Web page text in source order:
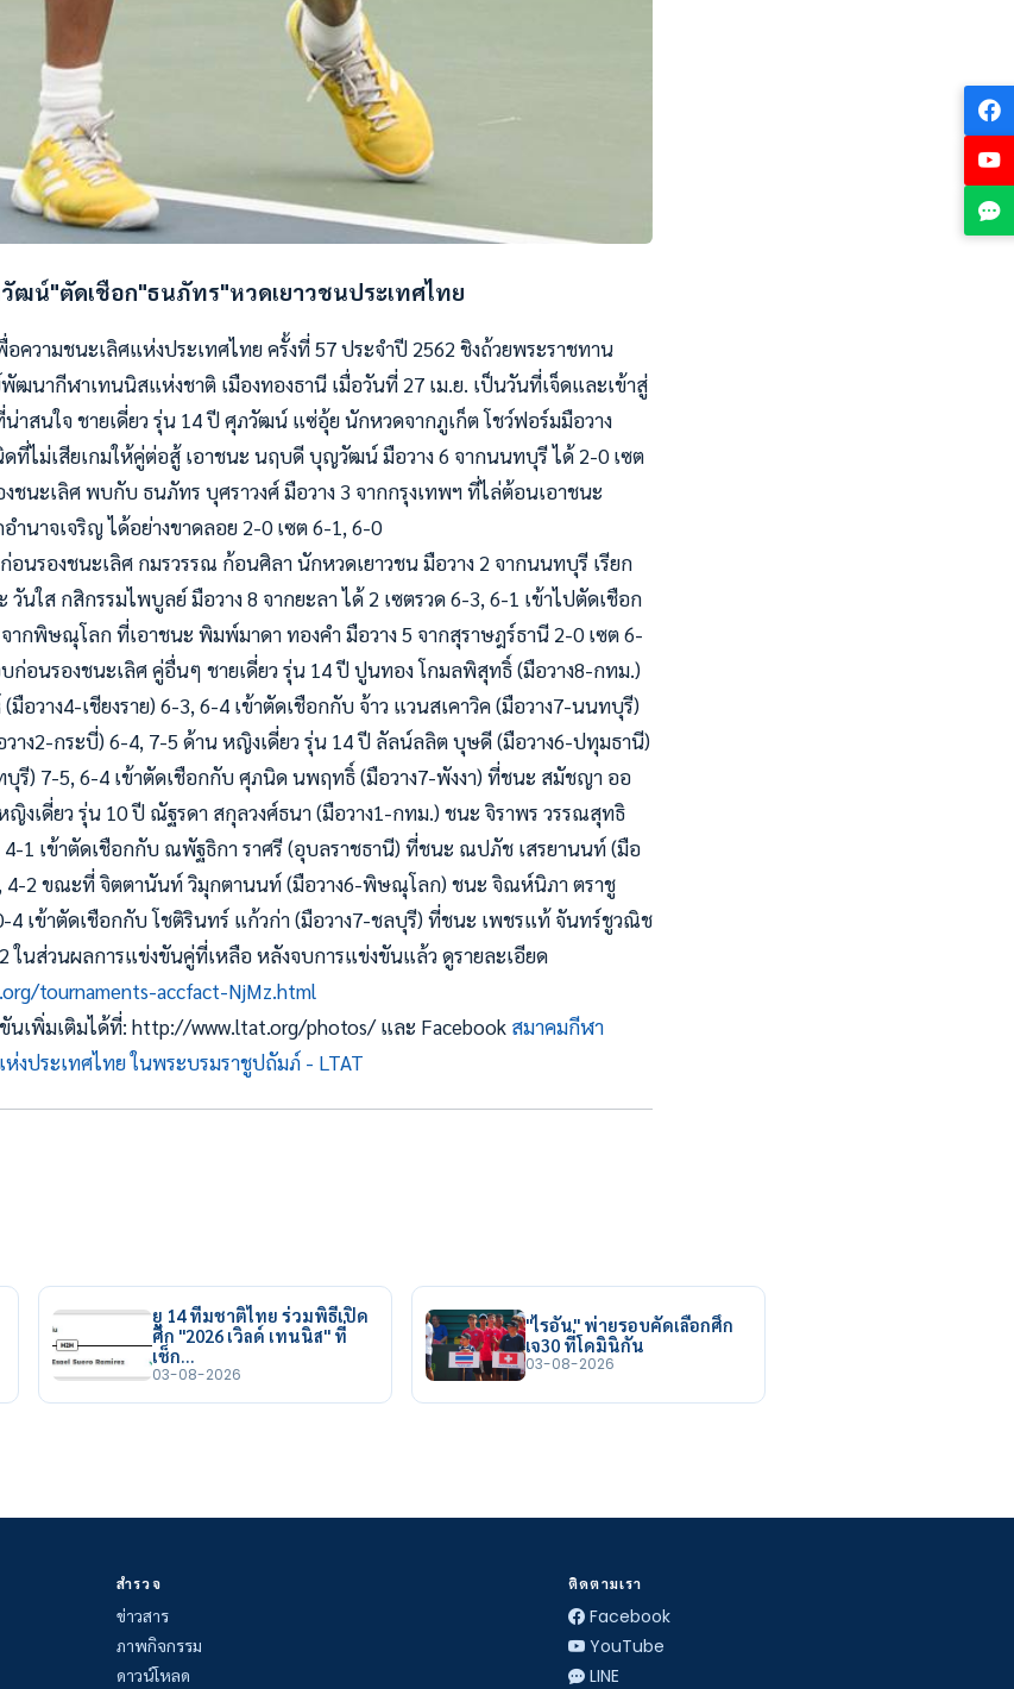
ฒน์"ตัดเชือก"ธนภัทร"หวดเยาวชนประเทศไทย
ความชนะเลิศแห่งประเทศไทย ครั้งที่ 57 ประจำปี 2562 ชิงถ้วยพระราชทาน
ฒนากีฬาเทนนิสแห่งชาติ เมืองทองธานี เมื่อวันที่ 27 เม.ย. เป็นวันที่เจ็ดและเข้าสู่
าสนใจ ชายเดี่ยว รุ่น 14 ปี ศุภวัฒน์ แซ่อุ้ย นักหวดจากภูเก็ต โชว์ฟอร์มมือวาง
ที่ไม่เสียเกมให้คู่ต่อสู้ เอาชนะ นฤบดี บุญวัฒน์ มือวาง 6 จากนนทบุรี ได้ 2-0 เซต
งชนะเลิศ พบกับ ธนภัทร บุศราวงศ์ มือวาง 3 จากกรุงเทพฯ ที่ไล่ต้อนเอาชนะ
ำนาจเจริญ ได้อย่างขาดลอย 2-0 เซต 6-1, 6-0
นรองชนะเลิศ กมรวรรณ ก้อนศิลา นักหวดเยาวชน มือวาง 2 จากนนทบุรี เรียก
นใส กสิกรรมไพบูลย์ มือวาง 8 จากยะลา ได้ 2 เซตรวด 6-3, 6-1 เข้าไปตัดเชือก
กพิษณุโลก ที่เอาชนะ พิมพ์มาดา ทองคำ มือวาง 5 จากสุราษฎร์ธานี 2-0 เซต 6-
ก่อนรองชนะเลิศ คู่อื่นๆ ชายเดี่ยว รุ่น 14 ปี ปูนทอง โกมลพิสุทธิ์ (มือวาง8-กทม.)
อวาง4-เชียงราย) 6-3, 6-4 เข้าตัดเชือกกับ จ้าว แวนสเคาวิค (มือวาง7-นนทบุรี)
าง2-กระบี่) 6-4, 7-5 ด้าน หญิงเดี่ยว รุ่น 14 ปี ลัลน์ลลิต บุษดี (มือวาง6-ปทุมธานี)
รี) 7-5, 6-4 เข้าตัดเชือกกับ ศุภนิด นพฤทธิ์ (มือวาง7-พังงา) ที่ชนะ สมัชญา ออ
ญิงเดี่ยว รุ่น 10 ปี ณัฐรดา สกุลวงศ์ธนา (มือวาง1-กทม.) ชนะ จิราพร วรรณสุทธิ
4-1 เข้าตัดเชือกกับ ณพัฐธิกา ราศรี (อุบลราชธานี) ที่ชนะ ณปภัช เสรยานนท์ (มือ
4-2 ขณะที่ จิตตานันท์ วิมุกตานนท์ (มือวาง6-พิษณุโลก) ชนะ จิณห์นิภา ตราชู
4 เข้าตัดเชือกกับ โชติรินทร์ แก้วก่า (มือวาง7-ชลบุรี) ที่ชนะ เพชรแท้ จันทร์ชูวณิช
ในส่วนผลการแข่งขันคู่ที่เหลือ หลังจบการแข่งขันแล้ว ดูรายละเอียด
tournaments-accfact-NjMz.html
นเพิ่มเติมได้ที่: http://www.ltat.org/photos/ และ Facebook สมาคมกีฬา
ประเทศไทย ในพระบรมราชูปถัมภ์ - LTAT
ยู 14 ทีมชาติไทย ร่วมพิธีเปิด
ศึก "2026 เวิลด์ เทนนิส" ที่
เช็ก…
03-08-2026
"ไรอัน" พ่ายรอบคัดเลือกศึก
เจ30 ที่โดมินิกัน
03-08-2026
สำรวจ
ข่าวสาร
ภาพกิจกรรม
ดาวน์โหลด
ติดตามเรา
Facebook
YouTube
LINE